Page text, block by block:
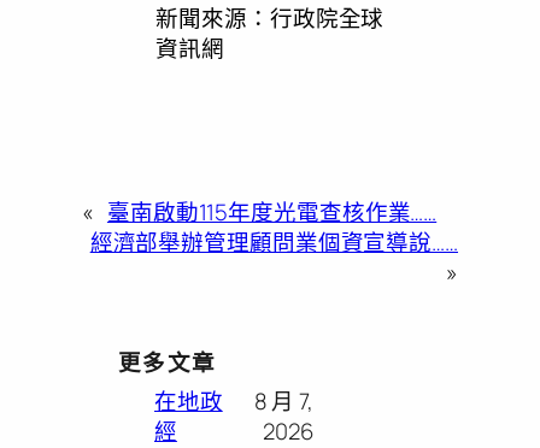
新聞來源：行政院全球
資訊網
« 臺南啟動115年度光電查核作業……
經濟部舉辦管理顧問業個資宣導說……
»
更多文章
在地政
經
8 月 7,
2026